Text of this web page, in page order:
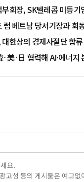
부회장, SK텔레콤 미등
럼 베트남 당서기장과
대한상의 경제사절단 합
美·日 협력해 AI·에너지